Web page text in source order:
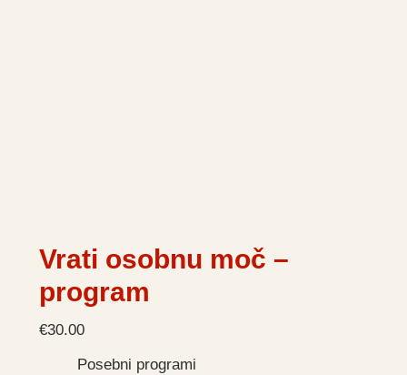
Vrati osobnu moč –
program
€30.00
Posebni programi